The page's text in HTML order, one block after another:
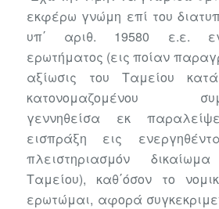
εκφέρω γνώμη επί του
υπ΄ αριθ. 19580 ε.ε.
ερωτήματος (εις ποίαν
αξίωσις του Ταμείου
κατονομαζομένου
γεννηθείσα εκ
εισπράξη εις
πλειστηριασμόν
Ταμείου), καθ΄όσον το
ερωτώμαι, αφορά